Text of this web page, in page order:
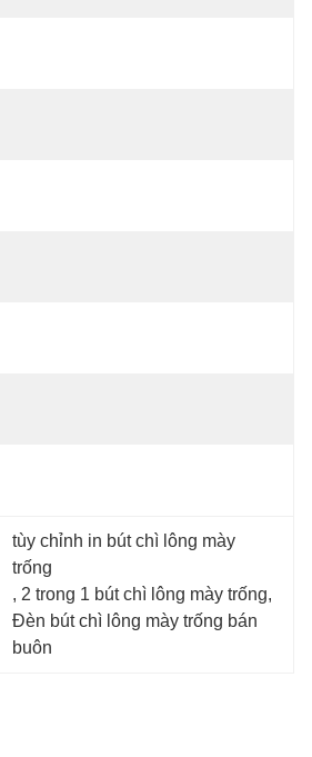
tùy chỉnh in bút chì lông mày
trống
, 2 trong 1 bút chì lông mày trống
Đèn bút chì lông mày trống bán
buôn